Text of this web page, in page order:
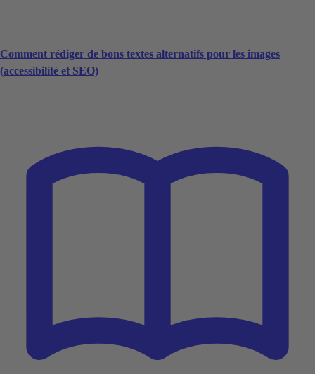
Comment rédiger de bons textes alternatifs pour les images
(accessibilité et SEO)